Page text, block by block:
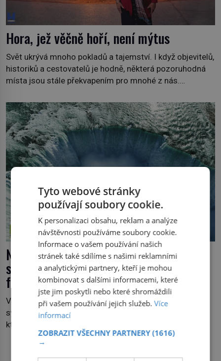
Hora, jež věčně hoří, není mýtus
Svět ukrývá mnoho pokladů a tajemství. I když objevitelů,
historiků a cestovatelů je hodně, některá pozoruhodná
místa jsou stále překvapením pro mnohé z nás.
Albánie či úchvatná atmosféra Kypru jsou jedny z míst,
která nám mají co nabídnout a vyprávět. Uznávaná
historička Bettany Hughes, se vydala prozkoumat
pozoruhodné úkazy, o kterých jste možná doposud
neslyšeli. Hora, […]
Nezkrocená velká jezera, největší
sladkovodní soustavy na světě přímo
fascinují
Velká jezera Severní Ameriky jsou zásobárnou pětiny
světové sladké vody a páteří obrovského ekosystému,
který ze všech úhlů ve třech dílech zkoumá nový
kanadský dokument Nezkrocená Velká jezera. V
premiéře jej uvidíte na Viasat Nature v pondělí 5.
DALŠÍ ČLÁNKY Z RUBRIKY
Tyto webové stránky
používají soubory cookie.
K personalizaci obsahu, reklam a analýze
návštěvnosti používáme soubory cookie.
Informace o vašem používání našich
stránek také sdílíme s našimi reklamními
a analytickými partnery, kteří je mohou
kombinovat s dalšími informacemi, které
jste jim poskytli nebo které shromáždili
při vašem používání jejich služeb.Více
informací
ZOBRAZIT VŠECHNY PARTNERY(1616)
→